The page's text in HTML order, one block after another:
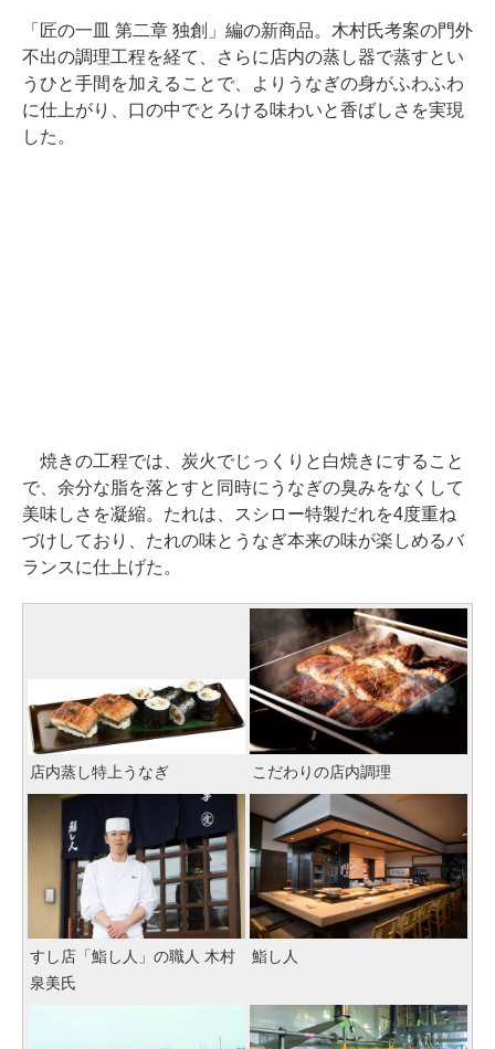
「匠の一皿 第二章 独創」編の新商品。木村氏考案の門外
不出の調理工程を経て、さらに店内の蒸し器で蒸すとい
うひと手間を加えることで、よりうなぎの身がふわふわ
に仕上がり、口の中でとろける味わいと香ばしさを実現
した。
焼きの工程では、炭火でじっくりと白焼きにすること
で、余分な脂を落とすと同時にうなぎの臭みをなくして
美味しさを凝縮。たれは、スシロー特製だれを4度重ね
づけしており、たれの味とうなぎ本来の味が楽しめるバ
ランスに仕上げた。
店内蒸し特上うなぎ こだわりの店内調理
すし店「鮨し人」の職人 木村
泉美氏
鮨し人